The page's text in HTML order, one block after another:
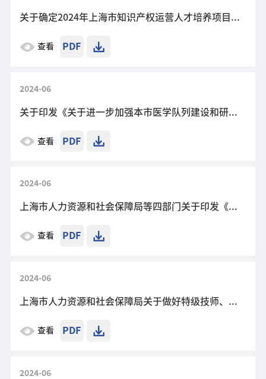
关于确定2024年上海市知识产权运营人才培养项目承担单位的通知
查看 PDF
2024-06
关于印发《关于进一步加强本市医学队列建设和研究的实施方案》的通知
查看 PDF
2024-06
上海市人力资源和社会保障局等四部门关于印发《关于提升高校毕业生技能水平 推动高质量充分就业的若干措施》的通知
查看 PDF
2024-06
上海市人力资源和社会保障局关于做好特级技师、首席技师评聘工作的通知
查看 PDF
2024-06